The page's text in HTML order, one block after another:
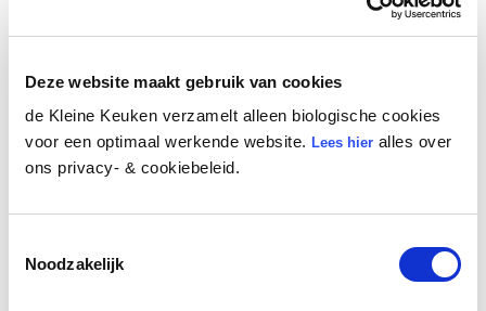
Deze website maakt gebruik van cookies
de Kleine Keuken verzamelt alleen biologische cookies
voor een optimaal werkende website. Lees hier alles over
ons privacy- & cookiebeleid.
Noodzakelijk
Biologische Datteln in kleinen
Stücken
Biologische Datteln in kleinen Stücken ohne